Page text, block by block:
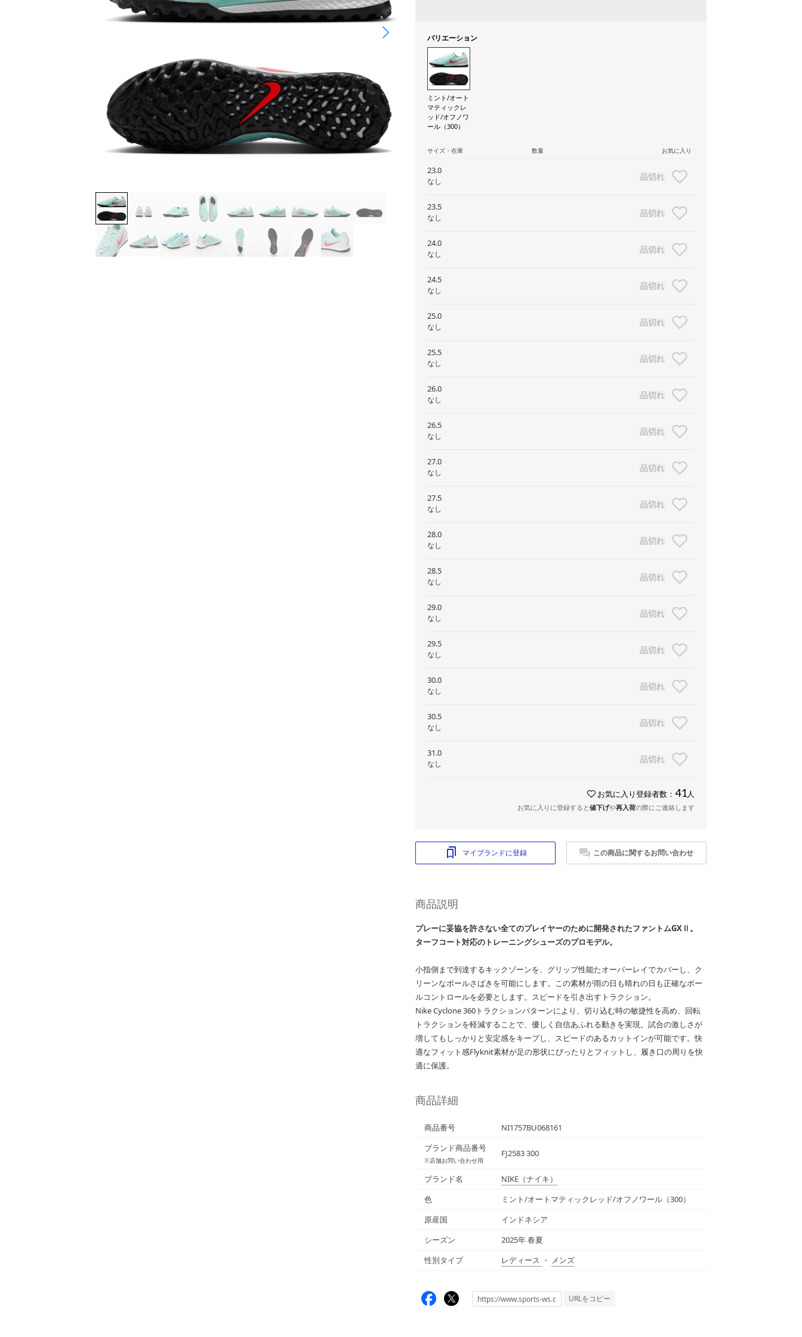
バリエーション
ミント/オート
マティックレ
ッド/オフノワ
ール（300）
サイズ・在庫 数量 お気に入り
23.0
なし 品切れ
23.5
なし 品切れ
24.0
なし 品切れ
24.5
なし 品切れ
25.0
なし 品切れ
25.5
なし 品切れ
26.0
なし 品切れ
26.5
なし 品切れ
27.0
なし 品切れ
27.5
なし 品切れ
28.0
なし 品切れ
28.5
なし 品切れ
29.0
なし 品切れ
29.5
なし 品切れ
30.0
なし 品切れ
30.5
なし 品切れ
31.0
なし 品切れ
お気に入り登録者数： 41 人
お気に入りに登録すると値下げや再入荷の際にご連絡します
マイブランドに登録 この商品に関するお問い合わせ
商品説明
プレーに妥協を許さない全てのプレイヤーのために開発されたファントムGXⅡ。
ターフコート対応のトレーニングシューズのプロモデル。
小指側まで到達するキックゾーンを、グリップ性能たオーバーレイでカバーし、ク
リーンなボールさばきを可能にします。この素材が雨の日も晴れの日も正確なボー
ルコントロールを必要とします。スピードを引き出すトラクション。
Nike Cyclone 360トラクションパターンにより、切り込む時の敏捷性を高め、回転
トラクションを軽減することで、優しく自信あふれる動きを実現。試合の激しさが
増してもしっかりと安定感をキープし、スピードのあるカットインが可能です。快
適なフィット感Flyknit素材が足の形状にぴったりとフィットし、履き口の周りを快
適に保護。
商品詳細
商品番号
NI1757BU068161
ブランド商品番号
※店舗お問い合わせ用
FJ2583 300
ブランド名 NIKE （ナイキ）
色
ミント/オートマティックレッド/オフノワール（300）
原産国
インドネシア
シーズン
2025年 春夏
性別タイプ
レディース ・ メンズ
URLをコピー